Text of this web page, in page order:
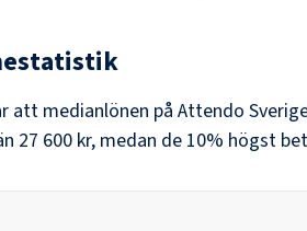
att medianlönen på Attendo
27 600 kr, medan de 10% högst